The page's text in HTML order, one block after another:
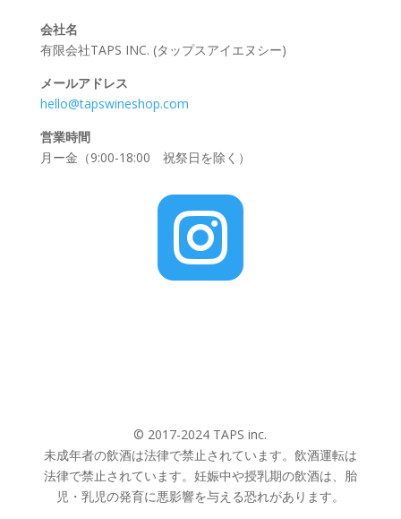
会社名
有限会社TAPS INC. (タップスアイエヌシー)
メールアドレス
hello@tapswineshop.com
営業時間
月ー金（9:00-18:00 祝祭日を除く）

© 2017-2024 TAPS inc.
未成年者の飲酒は法律で禁止されています。飲酒運転は
法律で禁止されています。妊娠中や授乳期の飲酒は、胎
児・乳児の発育に悪影響を与える恐れがあります。